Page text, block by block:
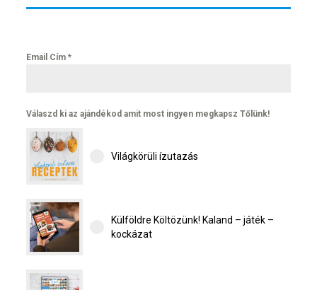
Email Cím *
Válaszd ki az ajándékod amit most ingyen megkapsz Tőlünk!
Világkörüli ízutazás
Külföldre Költözünk! Kaland – játék –
kockázat